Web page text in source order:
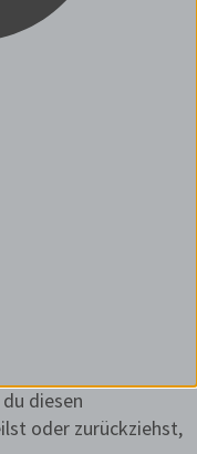
diesen
oder zurückziehst,